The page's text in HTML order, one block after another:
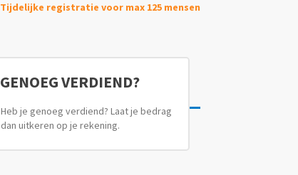
Tijdelijke registratie voor max 125 mensen
GENOEG VERDIEND?
Heb je genoeg verdiend? Laat je bedrag
dan uitkeren op je rekening.